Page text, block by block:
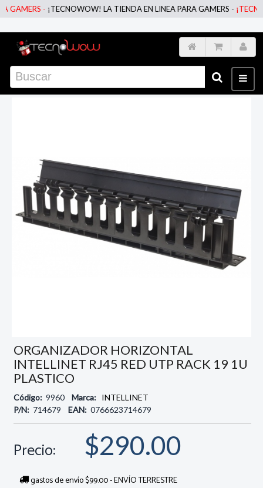
-¡TECNOWOW! LA TIENDA EN LINEA PARA GAMERS -
ORGANIZADOR HORIZONTAL
INTELLINET RJ45 RED UTP RACK 19 1U
PLASTICO
Código: 9960 Marca: INTELLINET
P/N: 714679 EAN: 0766623714679
Precio: $290.00
gastos de envío $99.00 - ENVÍO TERRESTRE